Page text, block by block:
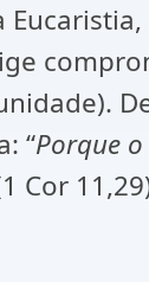
“Porque
Cor